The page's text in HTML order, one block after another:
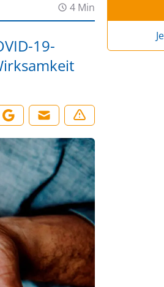
4 Min
19-